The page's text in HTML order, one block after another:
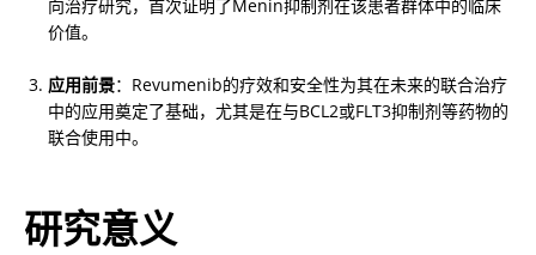
向治疗研究，首次证明了Menin抑制剂在该患者群体中的临床
价值。
应用前景：Revumenib的疗效和安全性为其在未来的联合治疗
中的应用奠定了基础，尤其是在与BCL2或FLT3抑制剂等药物的
联合使用中。
研究意义